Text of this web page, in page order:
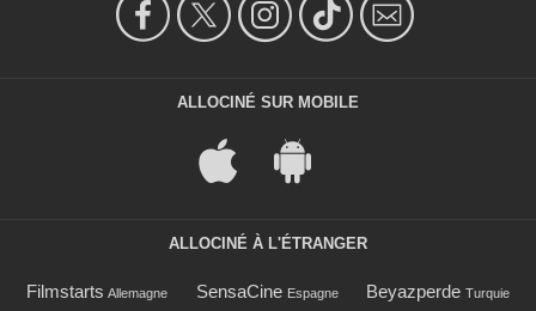
ALLOCINÉ SUR MOBILE
ALLOCINÉ À L'ÉTRANGER
Filmstarts Allemagne SensaCine Espagne Beyazperde Turquie